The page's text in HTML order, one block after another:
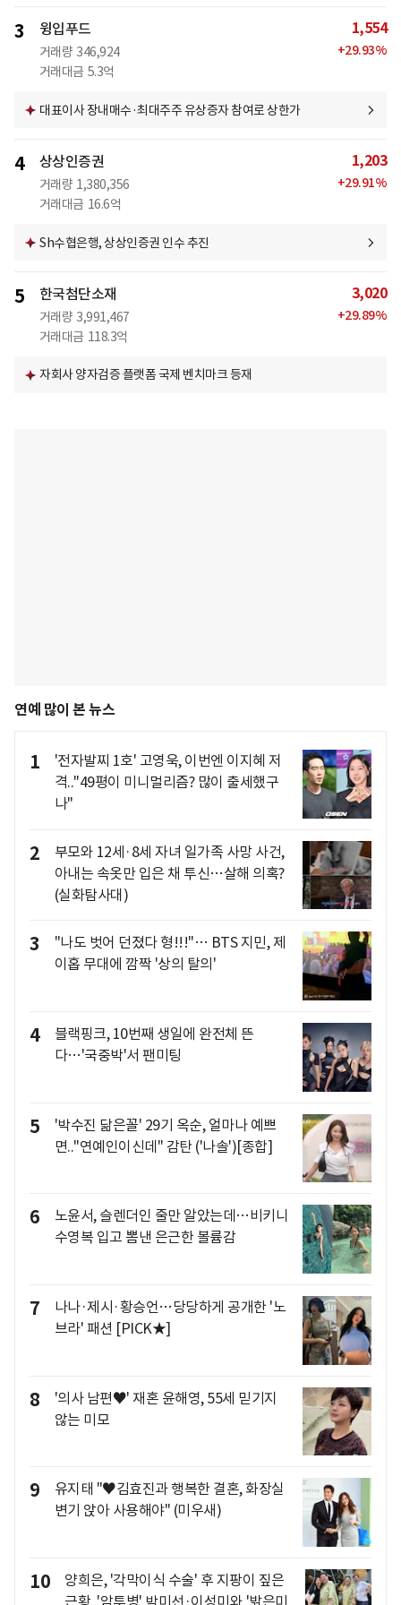
3 윙입푸드
거래량 346,924
거래대금 5.3억
1,554
+29.93%
대표이사 장내매수·최대주주 유상증자 참여로 상한가
4 상상인증권
거래량 1,380,356
거래대금 16.6억
1,203
+29.91%
Sh수협은행, 상상인증권 인수 추진
5 한국첨단소재
거래량 3,991,467
거래대금 118.3억
3,020
+29.89%
자회사 양자검증 플랫폼 국제 벤치마크 등재
연예 많이 본 뉴스
1
'전자발찌 1호' 고영욱, 이번엔 이지혜 저
격.."49평이 미니멀리즘? 많이 출세했구
나"
2
부모와 12세·8세 자녀 일가족 사망 사건,
아내는 속옷만 입은 채 투신…살해 의혹?
(실화탐사대)
3
"나도 벗어 던졌다 형!!!"… BTS 지민, 제
이홉 무대에 깜짝 '상의 탈의'
4
블랙핑크, 10번째 생일에 완전체 뜬
다…'국중박'서 팬미팅
5
'박수진 닮은꼴' 29기 옥순, 얼마나 예쁘
면.."연예인이신데" 감탄 ('나솔')[종합]
6
노윤서, 슬렌더인 줄만 알았는데…비키니
수영복 입고 뽐낸 은근한 볼륨감
7
나나·제시·황승언…당당하게 공개한 '노
브라' 패션 [PICK★]
8
'의사 남편♥' 재혼 윤해영, 55세 믿기지
않는 미모
9
유지태 "♥김효진과 행복한 결혼, 화장실
변기 앉아 사용해야" (미우새)
10
양희은, '각막이식 수술' 후 지팡이 짚은
근황..'암투병' 박미선·이성미와 '밝은미